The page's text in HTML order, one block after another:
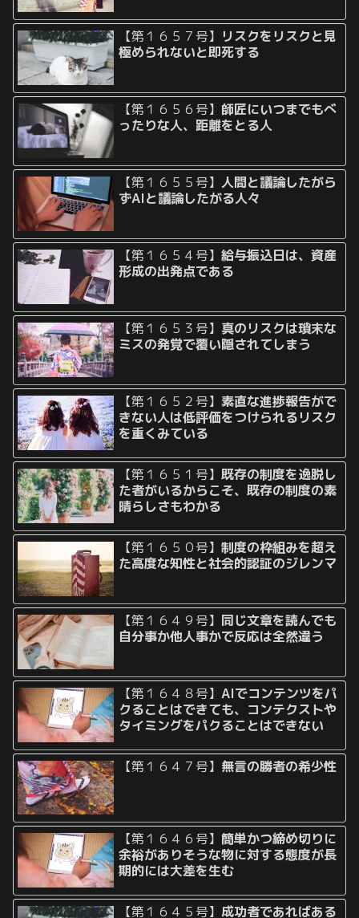
【第１６５７号】 リスクをリスクと見
極められないと即死する
【第１６５６号】 師匠にいつまでもべ
ったりな人、距離をとる人
【第１６５５号】人間と議論したがら
ずAIと議論したがる人々
【第１６５４号】給与振込日は、資産
形成の出発点である
【第１６５３号】 真のリスクは瑣末な
ミスの発覚で覆い隠されてしまう
【第１６５２号】素直な進捗報告がで
きない人は低評価をつけられるリスク
を重くみている
【第１６５１号】既存の制度を逸脱し
た者がいるからこそ、既存の制度の素
晴らしさもわかる
【第１６５０号】制度の枠組みを超え
た高度な知性と社会的認証のジレンマ
【第１６４９号】 同じ文章を読んでも
自分事か他人事かで反応は全然違う
【第１６４８号】AIでコンテンツをパ
クることはできても、コンテクストや
タイミングをパクることはできない
【第１６４７号】 無言の勝者の希少性
【第１６４６号】簡単かつ締め切りに
余裕がありそうな物に対する態度が長
期的には大差を生む
【第１６４５号】成功者であればある